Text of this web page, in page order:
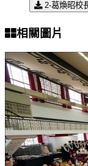
2-葛煥昭校
相關圖片